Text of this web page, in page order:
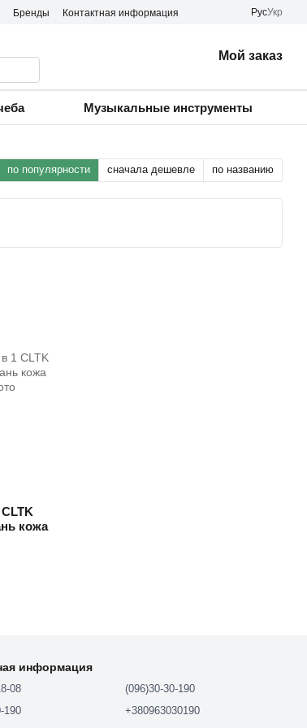
Бренды
Контактная информация
РусУкр
Мой заказ
Музыкальные инструменты
по популярности сначала дешевле по названию
кожа
информация
08
190
(096)30-30-190
+380963030190